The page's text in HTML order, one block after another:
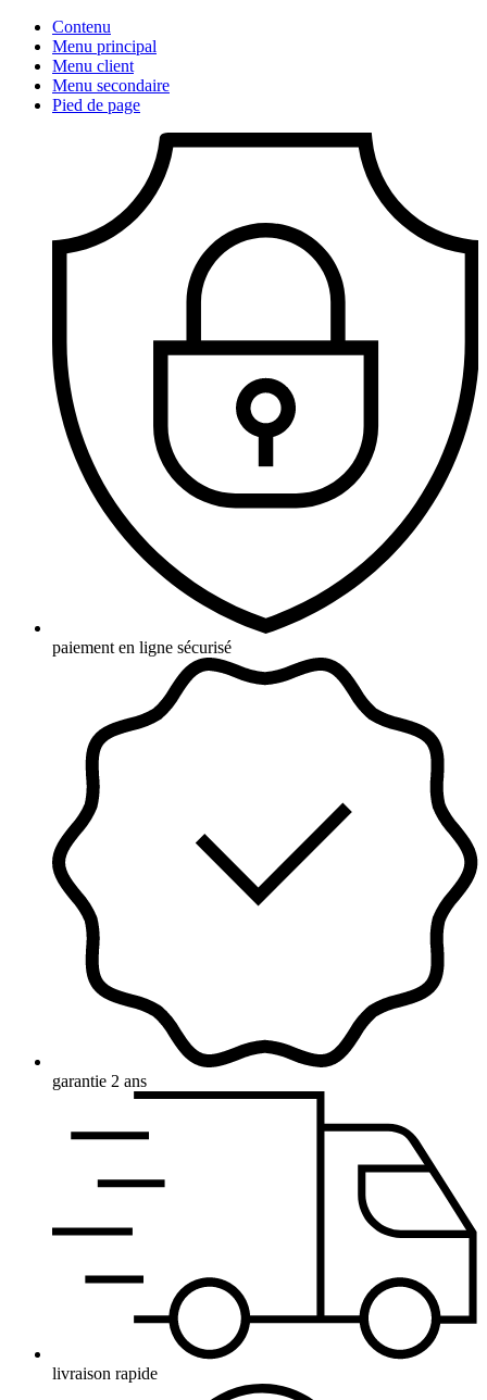
Contenu
Menu principal
Menu client
Menu secondaire
Pied de page
paiement en ligne sécurisé
garantie 2 ans
livraison rapide